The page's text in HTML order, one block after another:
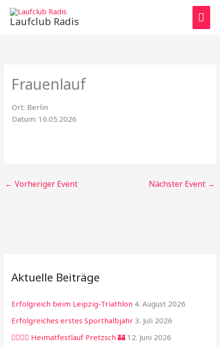
Zum
InhaltLaufclub Radis
Frauenlauf
Ort: Berlin
Datum: 16.05.2026
← Vorheriger Event Nächster Event →
Aktuelle Beiträge
Erfolgreich beim Leipzig-Triathlon 4. August 2026
Erfolgreiches erstes Sporthalbjahr 3. Juli 2026
🏃‍♂️🏃‍♀️ Heimatfestlauf Pretzsch 🏰 12. Juni 2026